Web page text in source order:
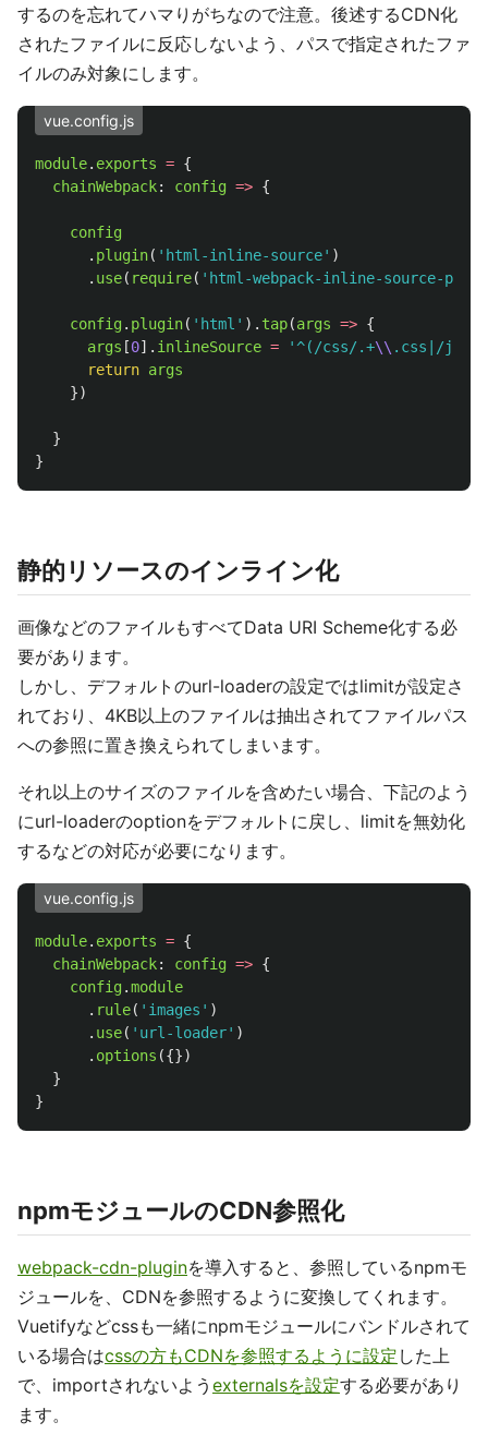
するのを忘れてハマりがちなので注意。後述するCDN化
されたファイルに反応しないよう、パスで指定されたファ
イルのみ対象にします。
vue.config.js
module. exports = {
chainWebpack: config => {
config
. plugin( ' html-inline-source' )
. use( require( ' html-webpack-inline-source-
config. plugin( ' html ' ). tap(args => {
args [0]. inlineSource = '^(/css/.+\\ .css|/js/.+
return args
})
}
}
静的リソースのインライン化
画像などのファイルもすべてData URI Scheme化する必
要があります。
しかし、デフォルトのurl-loaderの設定ではlimitが設定さ
れており、4KB以上のファイルは抽出されてファイルパス
への参照に置き換えられてしまいます。
それ以上のサイズのファイルを含めたい場合、下記のよう
にurl-loaderのoptionをデフォルトに戻し、limitを無効化
するなどの対応が必要になります。
vue.config.js
module. exports = {
chainWebpack: config => {
config.module
. rule( ' images ' )
. use( ' url-loader' )
. options ({})
}
}
npmモジュールのCDN参照化
webpack-cdn-pluginを導入すると、参照しているnpmモ
ジュールを、CDNを参照するように変換してくれます。
Vuetifyなどcssも一緒にnpmモジュールにバンドルされて
いる場合はcssの方もCDNを参照するように設定 した上
で、importされないよう externalsを設定する必要があり
ます。